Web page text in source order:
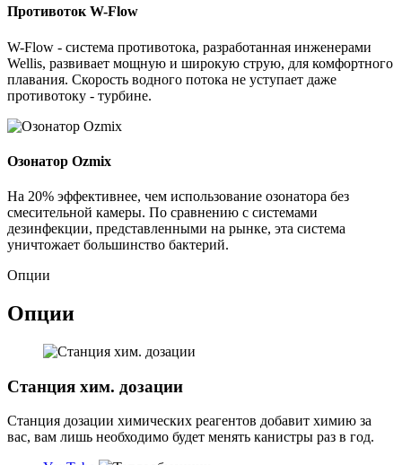
Противоток W-Flow
W-Flow - система противотока, разработанная инженерами
Wellis, развивает мощную и широкую струю, для комфортного
плавания. Скорость водного потока не уступает даже
противотоку - турбине.
Озонатор Ozmix
На 20% эффективнее, чем использование озонатора без
смесительной камеры. По сравнению с системами
дезинфекции, представленными на рынке, эта система
уничтожает большинство бактерий.
Опции
Опции
Станция хим. дозации
Станция дозации химических реагентов добавит химию за
вас, вам лишь необходимо будет менять канистры раз в год.